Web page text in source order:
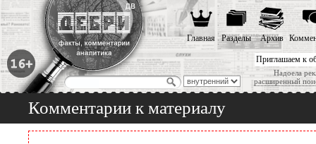
Приглашаем к
Надоела
расширенный
Главная Разделы Архив
Комментарии к материалу